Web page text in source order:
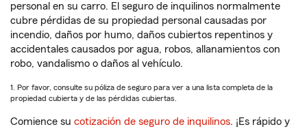
personal en su carro. El seguro de inquilinos normalmente
cubre pérdidas de su propiedad personal causadas por
incendio, daños por humo, daños cubiertos repentinos y
accidentales causados por agua, robos, allanamientos con
robo, vandalismo o daños al vehículo.
1. Por favor, consulte su póliza de seguro para ver a una lista completa de la
propiedad cubierta y de las pérdidas cubiertas.
Comience su cotización de seguro de inquilinos. ¡Es rápido y